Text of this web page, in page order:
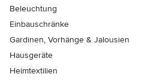
Beleuchtung
Einbauschränke
Gardinen, Vorhänge & Jalousien
Hausgeräte
Heimtextilien